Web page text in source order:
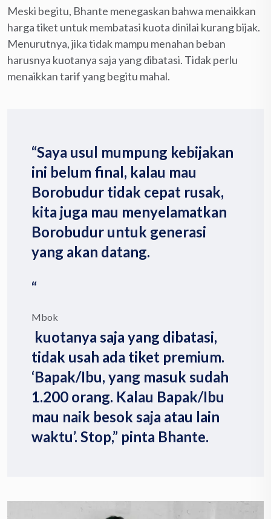
Meski begitu, Bhante menegaskan bahwa menaikkan
harga tiket untuk membatasi kuota dinilai kurang bijak.
Menurutnya, jika tidak mampu menahan beban
harusnya kuotanya saja yang dibatasi. Tidak perlu
menaikkan tarif yang begitu mahal.
“Saya usul mumpung kebijakan
ini belum final, kalau mau
Borobudur tidak cepat rusak,
kita juga mau menyelamatkan
Borobudur untuk generasi
yang akan datang.
“
Mbok
kuotanya saja yang dibatasi,
tidak usah ada tiket premium.
‘Bapak/Ibu, yang masuk sudah
1.200 orang. Kalau Bapak/Ibu
mau naik besok saja atau lain
waktu’. Stop,” pinta Bhante.